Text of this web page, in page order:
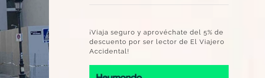
¡Viaja seguro y aprovéchate del 5% de
descuento por ser lector de El Viajero
Accidental!